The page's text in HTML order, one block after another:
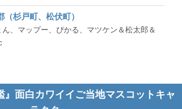
（杉戸町、松伏町）
ん、マップー、ぴかる、マツケン＆松太郎＆
』面白カワイイご当地マスコットキャ